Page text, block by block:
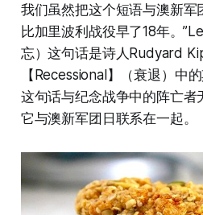
我们虽然把这个短语与澳新军
比加里波利战役早了18年。
忘）这句话是诗人Rudyard
【Recessional】（衰退）中
这句话与纪念战争中的阵亡者
它与澳新军团日联系在一起。